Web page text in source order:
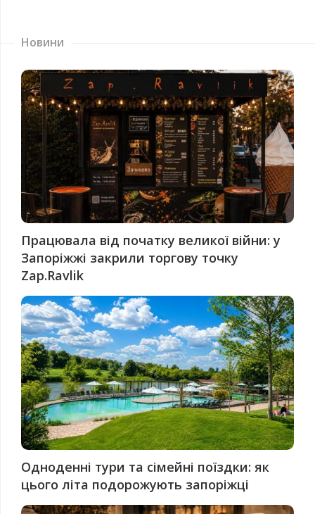
Новини
Працювала від початку великої війни: у
Запоріжжі закрили торгову точку
Zap.Ravlik
Одноденні тури та сімейні поїздки: як
цього літа подорожують запоріжці